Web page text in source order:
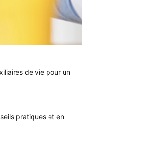
de vie pour un
pratiques et en